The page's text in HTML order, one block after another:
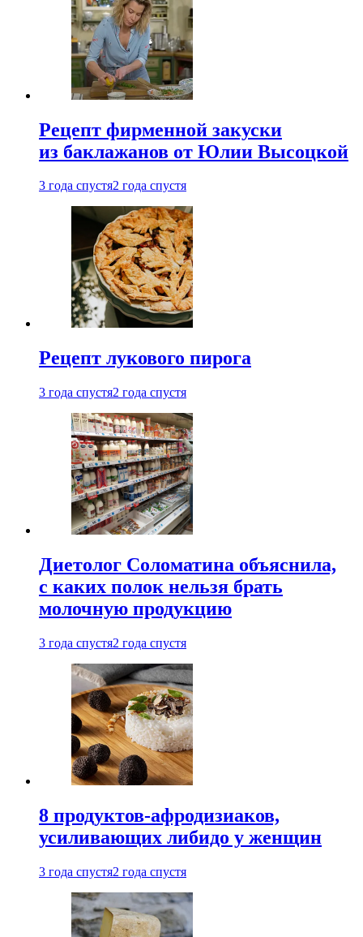
Рецепт фирменной закуски
из баклажанов от Юлии Высоцкой
3 года спустя2 года спустя
Рецепт лукового пирога
3 года спустя2 года спустя
Диетолог Соломатина объяснила,
с каких полок нельзя брать
молочную продукцию
3 года спустя2 года спустя
8 продуктов-афродизиаков,
усиливающих либидо у женщин
3 года спустя2 года спустя